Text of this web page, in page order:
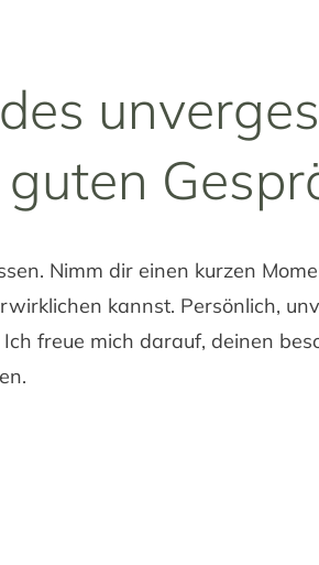
Nimm dir einen kurzen
kannst. Persönlich,
freue mich darauf, deinen